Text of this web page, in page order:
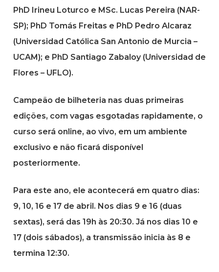
PhD Irineu Loturco e MSc. Lucas Pereira (NAR-
SP); PhD Tomás Freitas e PhD Pedro Alcaraz
(Universidad Católica San Antonio de Murcia –
UCAM); e PhD Santiago Zabaloy (Universidad de
Flores – UFLO).
Campeão de bilheteria nas duas primeiras
edições, com vagas esgotadas rapidamente, o
curso será online, ao vivo, em um ambiente
exclusivo e não ficará disponível
posteriormente.
Para este ano, ele acontecerá em quatro dias:
9, 10, 16 e 17 de abril. Nos dias 9 e 16 (duas
sextas), será das 19h às 20:30. Já nos dias 10 e
17 (dois sábados), a transmissão inicia às 8 e
termina 12:30.